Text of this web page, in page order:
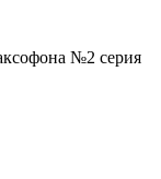
№2 серия